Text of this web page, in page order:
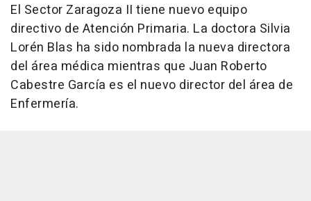
El Sector Zaragoza II tiene nuevo equipo
directivo de Atención Primaria. La doctora Silvia
Lorén Blas ha sido nombrada la nueva directora
del área médica mientras que Juan Roberto
Cabestre García es el nuevo director del área de
Enfermería.